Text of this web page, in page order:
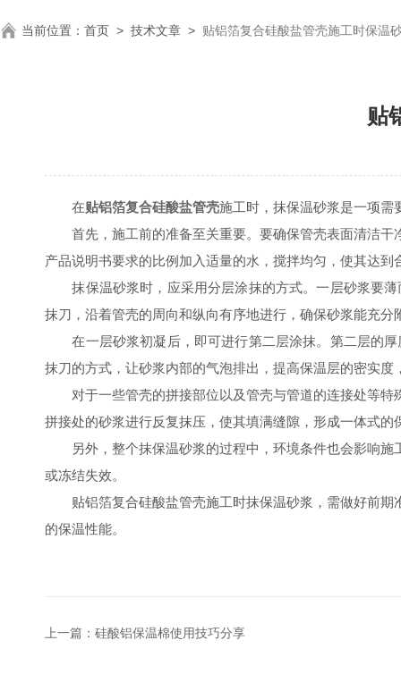
当前位置： 首页 > 技术文章 > 贴铝箔复合硅酸盐管壳施工时保温
贴
在贴铝箔复合硅酸盐管壳施工时，抹保温砂浆是一项需
首先，施工前的准备至关重要。要确保管壳表面清洁干
产品说明书要求的比例加入适量的水，搅拌均匀，使其达
抹保温砂浆时，应采用分层涂抹的方式。一层砂浆要薄
抹刀，沿着管壳的周向和纵向有序地进行，确保砂浆能充
在一层砂浆初凝后，即可进行第二层涂抹。第二层的厚
抹刀的方式，让砂浆内部的气泡排出，提高保温层的密实
对于一些管壳的拼接部位以及管壳与管道的连接处等特
拼接处的砂浆进行反复抹压，使其填满缝隙，形成一体式
另外，整个抹保温砂浆的过程中，环境条件也会影响施
或冻结失效。
贴铝箔复合硅酸盐管壳施工时抹保温砂浆，需做好前期
的保温性能。
上一篇： 硅酸铝保温棉使用技巧分享